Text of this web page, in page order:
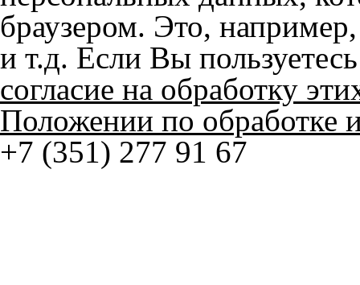
© ателье «Автоковрики
корпус 1.
На нашем сайте в целях
работоспособности
персональных данных,